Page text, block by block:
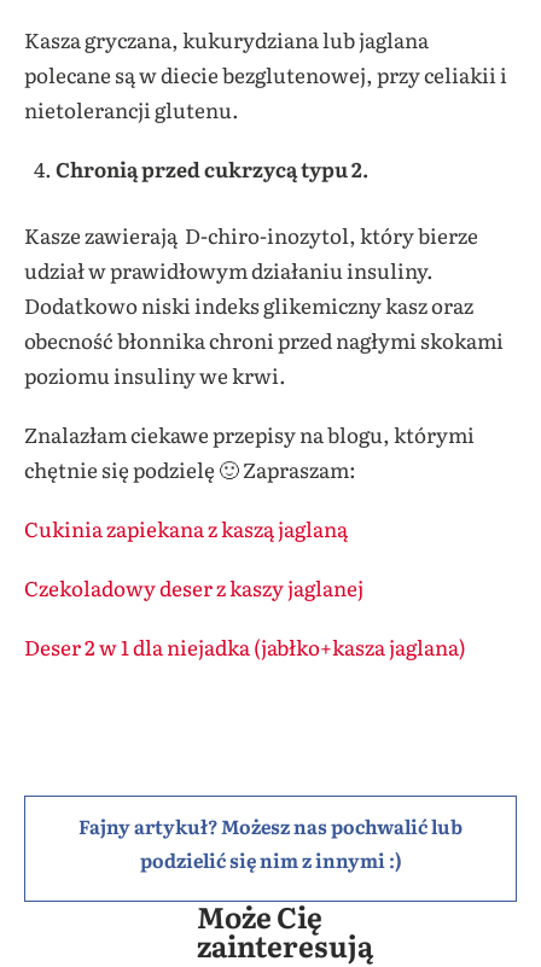
Kasza gryczana, kukurydziana lub jaglana
polecane są w diecie bezglutenowej, przy celiakii i
nietolerancji glutenu.
Chronią przed cukrzycą typu 2.
Kasze zawierają D-chiro-inozytol, który bierze
udział w prawidłowym działaniu insuliny.
Dodatkowo niski indeks glikemiczny kasz oraz
obecność błonnika chroni przed nagłymi skokami
poziomu insuliny we krwi.
Znalazłam ciekawe przepisy na blogu, którymi
chętnie się podzielę 🙂 Zapraszam:
Cukinia zapiekana z kaszą jaglaną
Czekoladowy deser z kaszy jaglanej
Deser 2 w 1 dla niejadka (jabłko+kasza jaglana)
Fajny artykuł? Możesz nas pochwalić lub
podzielić się nim z innymi :)
Może Cię
zainteresują